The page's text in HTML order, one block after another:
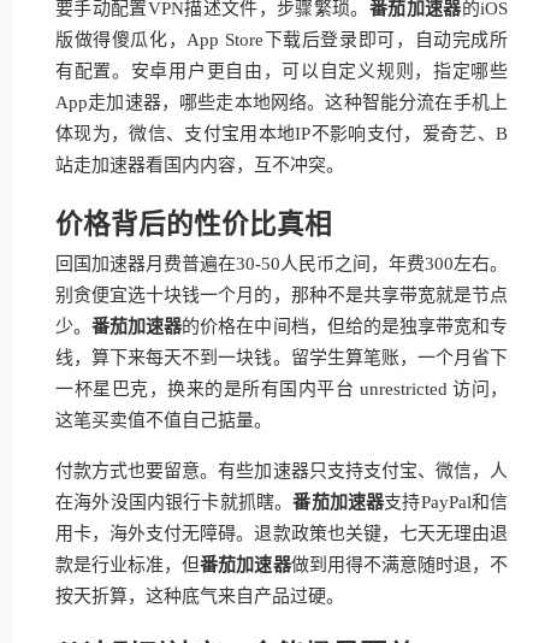
要手动配置VPN描述文件，步骤繁琐。 番茄加速器的iOS
版做得傻瓜化，App Store下载后登录即可，自动完成所
有配置。安卓用户更自由，可以自定义规则，指定哪些
App走加速器，哪些走本地网络。这种智能分流在手机上
体现为，微信、支付宝用本地IP不影响支付，爱奇艺、B
站走加速器看国内内容，互不冲突。
价格背后的性价比真相
回国加速器月费普遍在30-50人民币之间，年费300左右。
别贪便宜选十块钱一个月的，那种不是共享带宽就是节点
少。番茄加速器的价格在中间档，但给的是独享带宽和专
线，算下来每天不到一块钱。留学生算笔账，一个月省下
一杯星巴克，换来的是所有国内平台 unrestricted 访问，
这笔买卖值不值自己掂量。
付款方式也要留意。有些加速器只支持支付宝、微信，人
在海外没国内银行卡就抓瞎。番茄加速器支持PayPal和信
用卡，海外支付无障碍。退款政策也关键，七天无理由退
款是行业标准，但番茄加速器做到用得不满意随时退，不
按天折算，这种底气来自产品过硬。